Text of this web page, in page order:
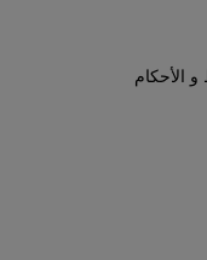
الأحكام